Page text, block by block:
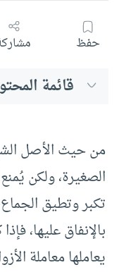
حفظ
قائمة
من حيث الأصل
الصغيرة، ولكن
تكبر وتطيق
بالإنفاق عليها،
يعاملها معاملة